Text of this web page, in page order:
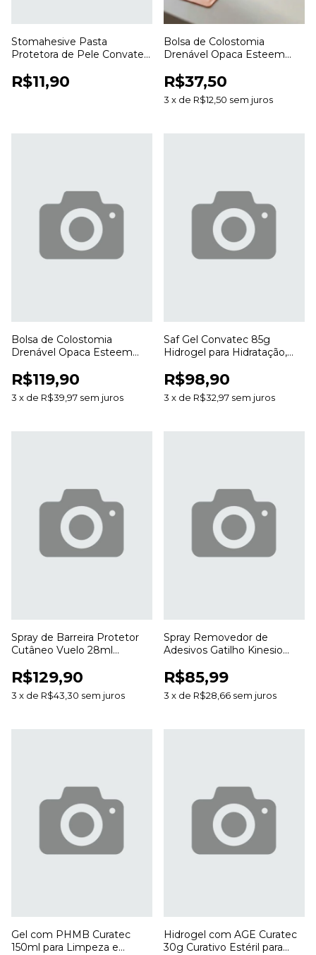
Stomahesive Pasta
Protetora de Pele Convatec
Estomias
R$11,90
Bolsa de Colostomia
Drenável Opaca Esteem
Estomias
R$37,50
3 x de R$12,50 sem juros
Bolsa de Colostomia
Drenável Opaca Esteem
Estomias
R$119,90
3 x de R$39,97 sem juros
Saf Gel Convatec 85g
Hidrogel para Hidratação,
de Feridas
R$98,90
3 x de R$32,97 sem juros
Spray de Barreira Protetor
Cutâneo Vuelo 28ml
Álcool
R$129,90
3 x de R$43,30 sem juros
Spray Removedor de
Adesivos Gatilho Kinesio
Bandagens
R$85,99
3 x de R$28,66 sem juros
Gel com PHMB Curatec
150ml para Limpeza e
Hidrogel com AGE Curatec
30g Curativo Estéril para